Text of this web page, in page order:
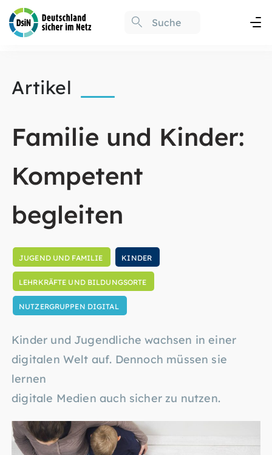
Artikel
Familie und Kinder:
Kompetent
begleiten
JUGEND UND FAMILIE KINDER
LEHRKRÄFTE UND BILDUNGSORTE
NUTZERGRUPPEN DIGITAL
Kinder und Jugendliche wachsen in einer
digitalen Welt auf. Dennoch müssen sie
lernen
digitale Medien auch sicher zu nutzen.